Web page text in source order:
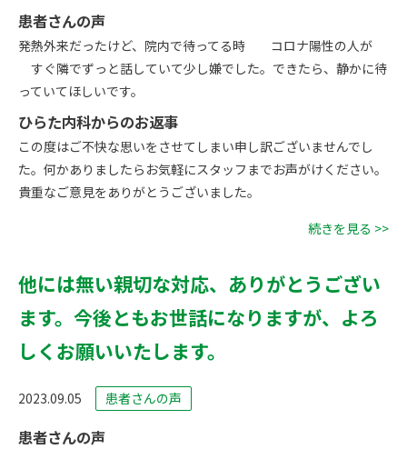
患者さんの声
発熱外来だったけど、院内で待ってる時 コロナ陽性の人が
すぐ隣でずっと話していて少し嫌でした。できたら、静かに待
っていてほしいです。
ひらた内科からのお返事
この度はご不快な思いをさせてしまい申し訳ございませんでし
た。何かありましたらお気軽にスタッフまでお声がけください。
貴重なご意見をありがとうございました。
続きを見る >>
他には無い親切な対応、ありがとうござい
ます。今後ともお世話になりますが、よろ
しくお願いいたします。
2023.09.05 患者さんの声
患者さんの声